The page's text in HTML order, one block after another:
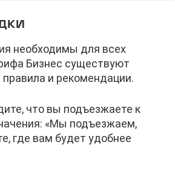
необходимы для всех
Бизнес существуют
и рекомендации.
что вы подъезжаете к
«Мы подъезжаем,
где вам будет удобнее